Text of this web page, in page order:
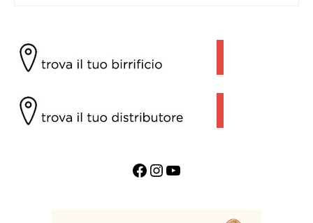
Facebook InstagramYouTube